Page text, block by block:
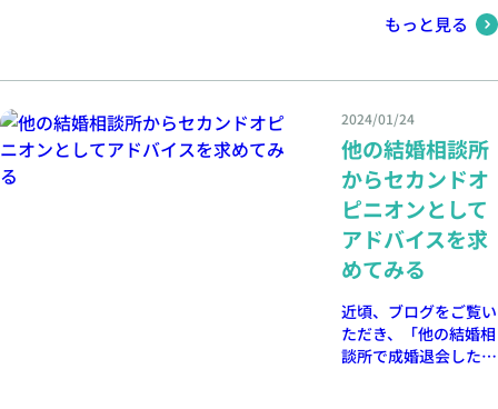
もっと見る
2024/01/24
他の結婚相談所
からセカンドオ
ピニオンとして
アドバイスを求
めてみる
近頃、ブログをご覧い
ただき、「他の結婚相
談所で成婚退会したの